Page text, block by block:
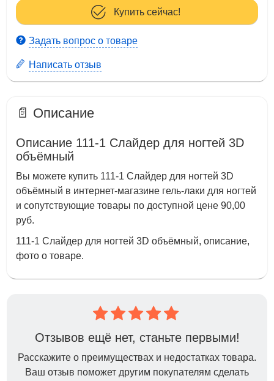
Купить сейчас!
Задать вопрос о товаре
Написать отзыв
📄 Описание
Описание 111-1 Слайдер для ногтей 3D
объёмный
Вы можете купить 111-1 Слайдер для ногтей 3D
объёмный в интернет-магазине гель-лаки для ногтей
и сопутствующие товары по доступной цене 90,00
руб.
111-1 Слайдер для ногтей 3D объёмный, описание,
фото о товаре.
Отзывов ещё нет, станьте первыми!
Расскажите о преимуществах и недостатках товара.
Ваш отзыв поможет другим покупателям сделать